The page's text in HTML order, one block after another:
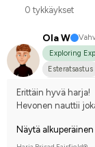
0 tykkäykset
Ola W
Exploring
Esteratsastus
Erittäin hyvä harja!
Hevonen nauttii
Näytä alkuperäinen